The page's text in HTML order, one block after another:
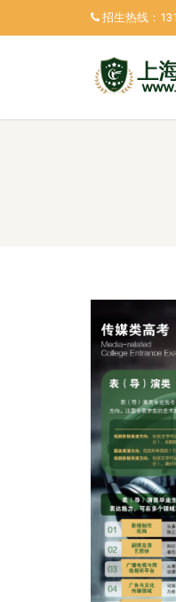
招生热线：